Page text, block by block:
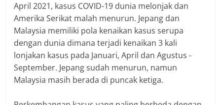
April 2021, kasus COVID-19 dunia melonjak dan
Amerika Serikat malah menurun. Jepang dan
Malaysia memiliki pola kenaikan kasus serupa
dengan dunia dimana terjadi kenaikan 3 kali
lonjakan kasus pada Januari, April dan Agustus -
September. Jepang sudah menurun, namun
Malaysia masih berada di puncak ketiga.